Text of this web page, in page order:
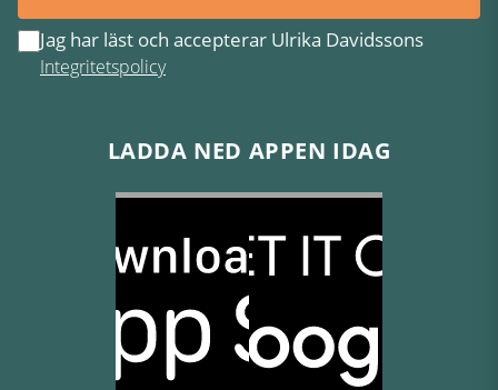
Jag har läst och accepterar Ulrika Davidssons
Integritetspolicy
LADDA NED APPEN IDAG